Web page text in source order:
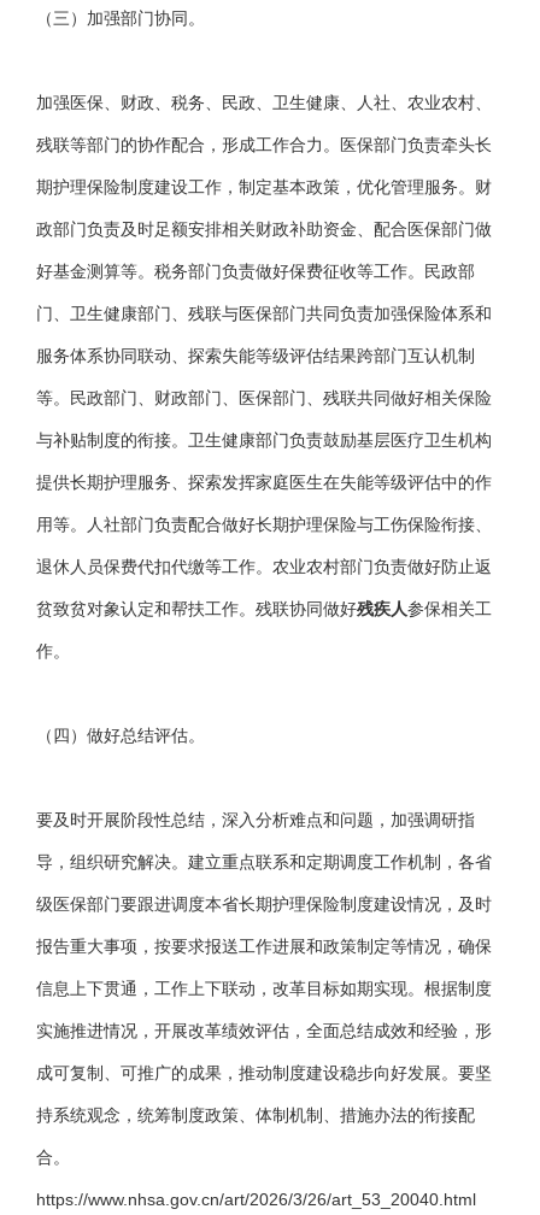
（三）加强部门协同。
加强医保、财政、税务、民政、卫生健康、人社、农业农村、
残联等部门的协作配合，形成工作合力。医保部门负责牵头长
期护理保险制度建设工作，制定基本政策，优化管理服务。财
政部门负责及时足额安排相关财政补助资金、配合医保部门做
好基金测算等。税务部门负责做好保费征收等工作。民政部
门、卫生健康部门、残联与医保部门共同负责加强保险体系和
服务体系协同联动、探索失能等级评估结果跨部门互认机制
等。民政部门、财政部门、医保部门、残联共同做好相关保险
与补贴制度的衔接。卫生健康部门负责鼓励基层医疗卫生机构
提供长期护理服务、探索发挥家庭医生在失能等级评估中的作
用等。人社部门负责配合做好长期护理保险与工伤保险衔接、
退休人员保费代扣代缴等工作。农业农村部门负责做好防止返
贫致贫对象认定和帮扶工作。残联协同做好残疾人参保相关工
作。
（四）做好总结评估。
要及时开展阶段性总结，深入分析难点和问题，加强调研指
导，组织研究解决。建立重点联系和定期调度工作机制，各省
级医保部门要跟进调度本省长期护理保险制度建设情况，及时
报告重大事项，按要求报送工作进展和政策制定等情况，确保
信息上下贯通，工作上下联动，改革目标如期实现。根据制度
实施推进情况，开展改革绩效评估，全面总结成效和经验，形
成可复制、可推广的成果，推动制度建设稳步向好发展。要坚
持系统观念，统筹制度政策、体制机制、措施办法的衔接配
合。
https://www.nhsa.gov.cn/art/2026/3/26/art_53_20040.html